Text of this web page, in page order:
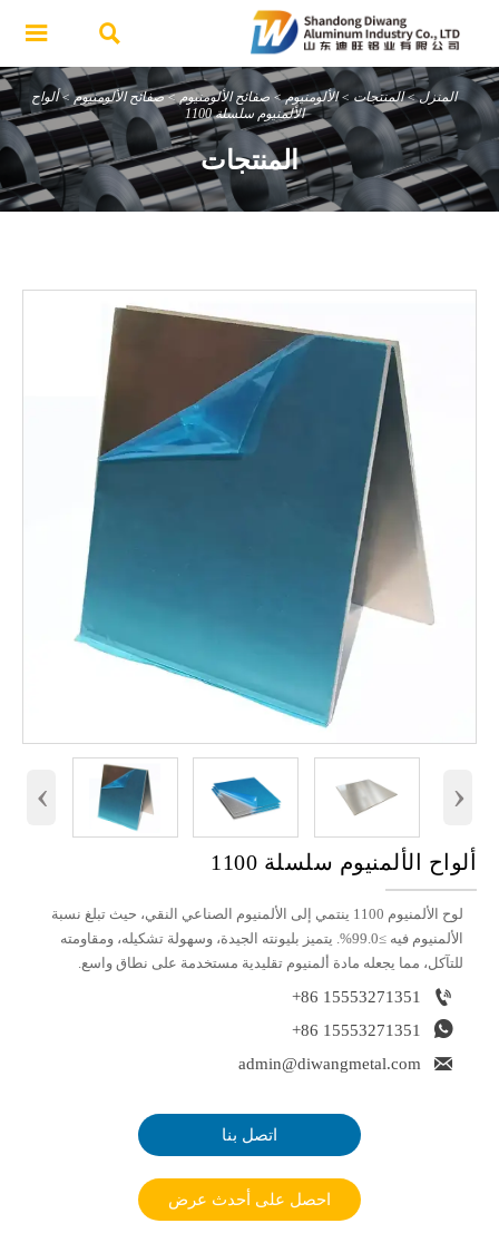


المنزل>المنتجات >الألومنيوم> صفائح الألومنيوم>صفائح الألومنيوم>ألواح
الألمنيوم سلسلة 1100
المنتجات
‹ ›
ألواح الألمنيوم سلسلة 1100
لوح الألمنيوم 1100 ينتمي إلى الألمنيوم الصناعي النقي، حيث تبلغ نسبة
الألمنيوم فيه ≥99.0%. يتميز بليونته الجيدة، وسهولة تشكيله، ومقاومته
للتآكل، مما يجعله مادة ألمنيوم تقليدية مستخدمة على نطاق واسع.

+86 15553271351

+86 15553271351

admin@diwangmetal.com
اتصل بنا
احصل على أحدث عرض